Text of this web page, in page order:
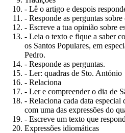
- Lê o artigo e despois
- Responde as perguntas
- Escreve a tua opinião sobre
- Leia o texto e fique a saber
os Santos Populares, em
Pedro.
- Responde as perguntas.
- Ler: quadras de Sto. António
- Relaciona
- Ler e compreender o dia de
- Relaciona cada data especial
com uma das expressões do
- Escreve um texto que
Expressões idiomáticas